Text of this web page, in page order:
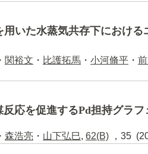
用いた水蒸気共存下におけ
・ 関裕文 ・ 比護拓馬 ・ 小河脩平 ・
応を促進するPd担持グラ
・ 森浩亮 ・ 山下弘巳, 62(B) ，35